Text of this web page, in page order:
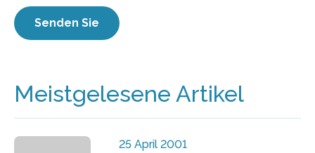
Meistgelesene Artikel
25 April 2001